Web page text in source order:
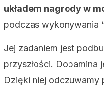
układem nagrody w
podczas wykonywania
Jej zadaniem jest
przyszłości. Dopamina
Dzięki niej odczuwamy